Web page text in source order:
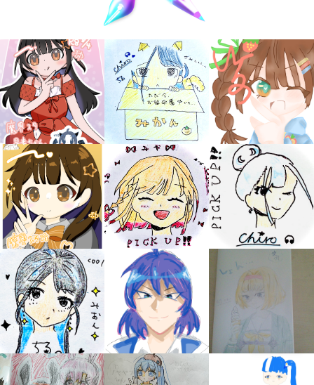
大人気
シリーズに
出会える
キミノラジオ配信中！